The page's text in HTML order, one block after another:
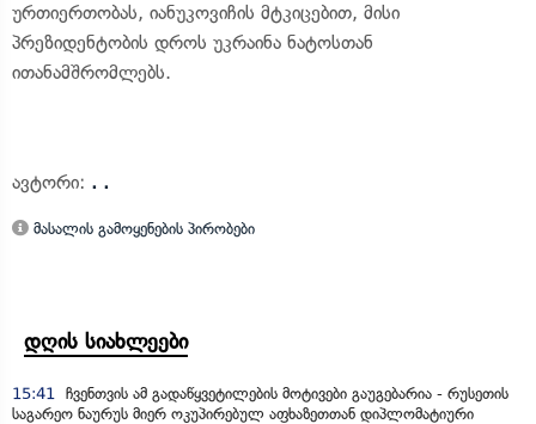
ურთიერთობას, იანუკოვიჩის მტკიცებით, მისი
პრეზიდენტობის დროს უკრაინა ნატოსთან
ითანამშრომლებს.
ავტორი: . .
მასალის გამოყენების პირობები
დღის სიახლეები
15:41 ჩვენთვის ამ გადაწყვეტილების მოტივები გაუგებარია - რუსეთის
საგარეო ნაურუს მიერ ოკუპირებულ აფხაზეთთან დიპლომატიური